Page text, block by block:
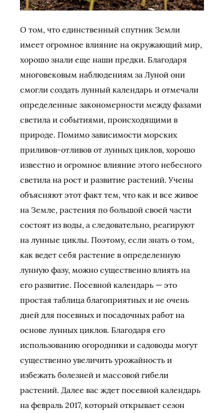
О том, что единственный спутник Земли
имеет огромное влияние на окружающий мир,
хорошо знали еще наши предки. Благодаря
многовековым наблюдениям за Луной они
смогли создать лунный календарь и отмечали
определенные закономерности между фазами
светила и событиями, происходящими в
природе. Помимо зависимости морских
приливов-отливов от лунных циклов, хорошо
известно и огромное влияние этого небесного
светила на рост и развитие растений. Учены
объясняют этот факт тем, что как и все живое
на Земле, растения по большой своей части
состоят из воды, а следовательно, реагируют
на лунные циклы. Поэтому, если знать о том,
как ведет себя растение в определенную
лунную фазу, можно существенно влиять на
его развитие. Посевной календарь — это
простая таблица благоприятных и не очень
дней для посевных и посадочных работ на
основе лунных циклов. Благодаря его
использованию огородники и садоводы могут
существенно увеличить урожайность и
избежать болезней и массовой гибели
растений. Далее вас ждет посевной календарь
на февраль 2017, который открывает сезон